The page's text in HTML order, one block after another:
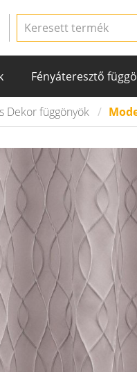
Fényáteresztő
Dekor függönyök